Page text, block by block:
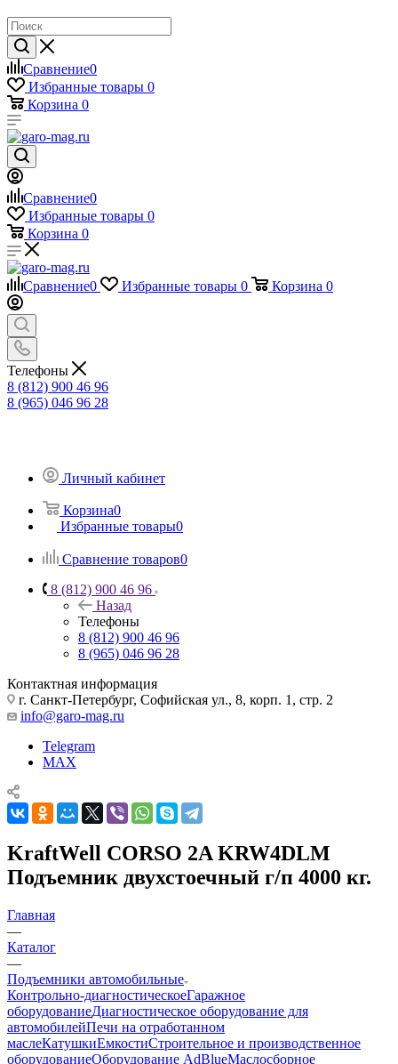
Сравнение0
Избранные товары 0
Корзина 0
Сравнение0
Избранные товары 0
Корзина 0
Сравнение0 Избранные товары 0 Корзина 0
Телефоны
8 (812) 900 46 96
8 (965) 046 96 28
Личный кабинет
Корзина0
Избранные товары0
Сравнение товаров0
8 (812) 900 46 96
Назад
Телефоны
8 (812) 900 46 96
8 (965) 046 96 28
Контактная информация
г. Санкт-Петербург, Софийская ул., 8, корп. 1, стр. 2
info@garo-mag.ru
Telegram
MAX
KraftWell CORSO 2A KRW4DLM
Подъемник двухстоечный г/п 4000 кг.
Главная
—
Каталог
—
Подъемники автомобильные
Контрольно-диагностическоеГаражное
оборудованиеДиагностическое оборудование для
автомобилейПечи на отработанном
маслеКатушкиЕмкостиСтроительное и производственное
оборудованиеОборудование AdBlueМаслосборное